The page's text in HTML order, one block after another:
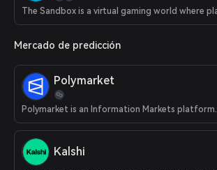
Mercado de predicción
Polymarket
Polymarket is an Information Markets platform.
Kalshi